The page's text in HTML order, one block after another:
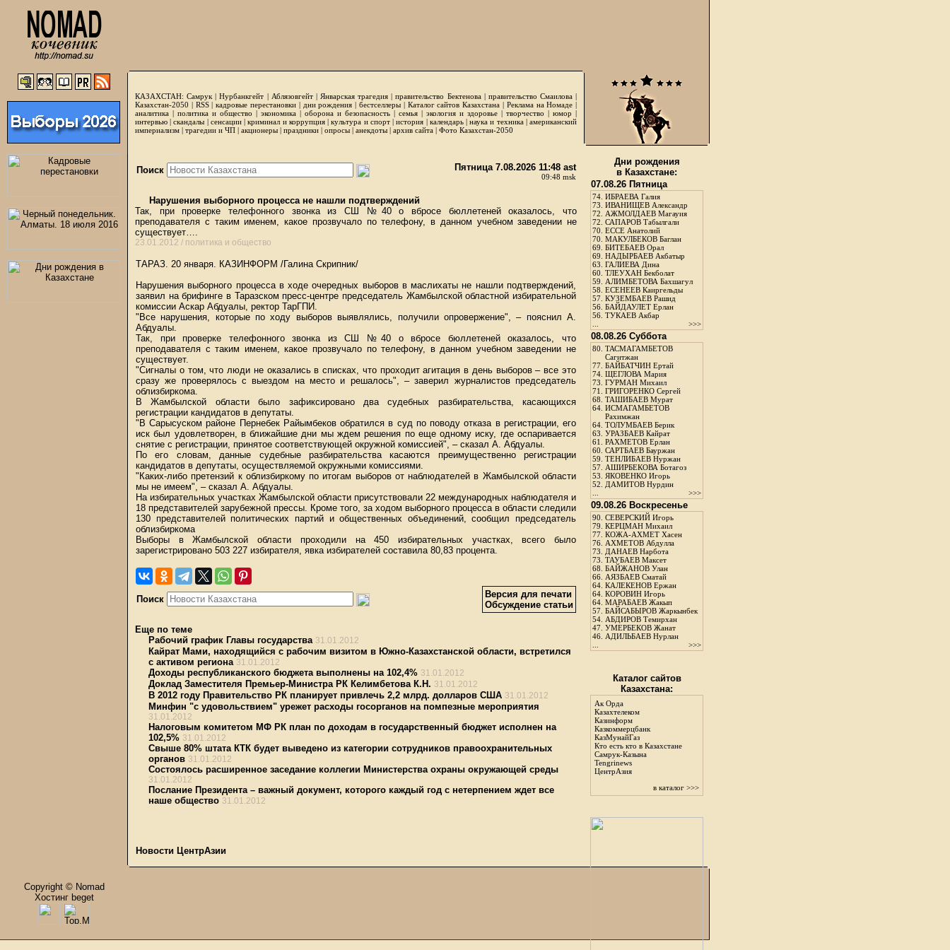
КАЗАХСТАН: Самрук |Нурбанкгейт | Аблязовгейт| Январская трагедия |правительство Бектенова| правительство Смаилова|
Казахстан-2050 | RSS|кадровые перестановки| дни рождения | бестселлеры| Каталог сайтов Казахстана | Реклама на Номаде |
аналитика | политика и общество | экономика | оборона и безопасность | семья | экология и здоровье | творчество | юмор |
интервью |скандалы | сенсации|криминал и коррупция|культура и спорт|история | календарь|наука и техника|американский
империализм | трагедии и ЧП | акционеры | праздники | опросы | анекдоты | архив сайта | Фото Казахстан-2050
Поиск Пятница 7.08.2026 11:48 ast
09:48 msk
Нарушения выборного процесса не нашли подтверждений
Так, при проверке телефонного звонка из СШ №40 о вбросе бюллетеней оказалось, что
преподавателя с таким именем, какое прозвучало по телефону, в данном учебном заведении не
существует….
23.01.2012 / политика и общество
ТАРАЗ. 20 января. КАЗИНФОРМ /Галина Скрипник/
Нарушения выборного процесса в ходе очередных выборов в маслихаты не нашли подтверждений,
заявил на брифинге в Таразском пресс-центре председатель Жамбылской областной избирательной
комиссии Аскар Абдуалы, ректор ТарГПИ.
"Все нарушения, которые по ходу выборов выявлялись, получили опровержение", – пояснил А.
Абдуалы.
Так, при проверке телефонного звонка из СШ №40 о вбросе бюллетеней оказалось, что
преподавателя с таким именем, какое прозвучало по телефону, в данном учебном заведении не
существует.
"Сигналы о том, что люди не оказались в списках, что проходит агитация в день выборов – все это
сразу же проверялось с выездом на место и решалось", – заверил журналистов председатель
облизбиркома.
В Жамбылской области было зафиксировано два судебных разбирательства, касающихся
регистрации кандидатов в депутаты.
"В Сарысуском районе Пернебек Райымбеков обратился в суд по поводу отказа в регистрации, его
иск был удовлетворен, в ближайшие дни мы ждем решения по еще одному иску, где оспаривается
снятие с регистрации, принятое соответствующей окружной комиссией", – сказал А. Абдуалы.
По его словам, данные судебные разбирательства касаются преимущественно регистрации
кандидатов в депутаты, осуществляемой окружными комиссиями.
"Каких-либо претензий к облизбиркому по итогам выборов от наблюдателей в Жамбылской области
мы не имеем", – сказал А. Абдуалы.
На избирательных участках Жамбылской области присутствовали 22 международных наблюдателя и
18 представителей зарубежной прессы. Кроме того, за ходом выборного процесса в области следили
130 представителей политических партий и общественных объединений, сообщил председатель
облизбиркома
Выборы в Жамбылской области проходили на 450 избирательных участках, всего было
зарегистрировано 503 227 избирателя, явка избирателей составила 80,83 процента.
Поиск
Версия для печати
Обсуждение статьи
Еще по теме
Рабочий график Главы государства 31.01.2012
Кайрат Мами, находящийся с рабочим визитом в Южно-Казахстанской области, встретился
с активом региона 31.01.2012
Доходы республиканского бюджета выполнены на 102,4% 31.01.2012
Доклад Заместителя Премьер-Министра РК Келимбетова К.Н. 31.01.2012
В 2012 году Правительство РК планирует привлечь 2,2 млрд. долларов США 31.01.2012
Минфин "с удовольствием" урежет расходы госорганов на помпезные мероприятия
31.01.2012
Налоговым комитетом МФ РК план по доходам в государственный бюджет исполнен на
102,5% 31.01.2012
Свыше 80% штата КТК будет выведено из категории сотрудников правоохранительных
органов 31.01.2012
Состоялось расширенное заседание коллегии Министерства охраны окружающей среды
31.01.2012
Послание Президента – важный документ, которого каждый год с нетерпением ждет все
наше общество 31.01.2012
Новости ЦентрАзии
Дни рождения
в Казахстане:
07.08.26 Пятница
74. ИБРАЕВА Галия
73. ИВАНИЩЕВ Александр
72. АЖМОЛДАЕВ Магауия
72. САПАРОВ Табылгали
70. ЕССЕ Анатолий
70. МАКУЛБЕКОВ Баглан
69. БИТЕБАЕВ Орал
69. НАДЫРБАЕВ Акбатыр
63. ГАЛИЕВА Дина
60. ТЛЕУХАН Бекболат
59. АЛИМБЕТОВА Бахшагул
58. ЕСЕНЕЕВ Каиргельды
57. КУЗЕМБАЕВ Рашид
56. БАЙДАУЛЕТ Ерлан
56. ТУКАЕВ Акбар
>>>
08.08.26 Суббота
80. ТАСМАГАМБЕТОВ
Сагитжан
77. БАЙБАТЧИН Ертай
74. ЩЕГЛОВА Мария
73. ГУРМАН Михаил
71. ГРИГОРЕНКО Сергей
68. ТАШИБАЕВ Мурат
64. ИСМАГАМБЕТОВ
Рахимжан
64. ТОЛУМБАЕВ Берик
63. УРАЗБАЕВ Кайрат
61. РАХМЕТОВ Ерлан
60. САРТБАЕВ Бауржан
59. ТЕНЛИБАЕВ Нуржан
57. АШИРБЕКОВА Ботагоз
53. ЯКОВЕНКО Игорь
52. ДАМИТОВ Нурдин
>>>
09.08.26 Воскресенье
90. СЕВЕРСКИЙ Игорь
79. КЕРЦМАН Михаил
77. КОЖА-АХМЕТ Хасен
76. АХМЕТОВ Абдулла
73. ДАНАЕВ Нарбота
73. ТАУБАЕВ Максет
68. БАЙЖАНОВ Улан
66. АЯЗБАЕВ Сматай
64. КАЛЕКЕНОВ Ержан
64. КОРОВИН Игорь
64. МАРАБАЕВ Жакып
57. БАЙСАБЫРОВ Жаркынбек
54. АБДИРОВ Темирхан
47. УМЕРБЕКОВ Жанат
46. АДИЛЬБАЕВ Нурлан
>>>
Каталог сайтов
Казахстана:
Ак Орда
Казахтелеком
Казинформ
Казкоммерцбанк
КазМунайГаз
Кто есть кто в Казахстане
Самрук-Казына
Tengrinews
ЦентрАзия
в каталог >>>
Copyright © Nomad
Хостинг beget